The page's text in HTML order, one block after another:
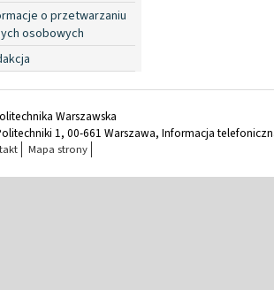
o przetwarzaniu
osobowych
Warszawska
1, 00-661 Warszawa, Informacja
Mapa strony